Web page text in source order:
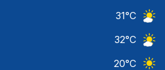
31°C
32°C
20°C